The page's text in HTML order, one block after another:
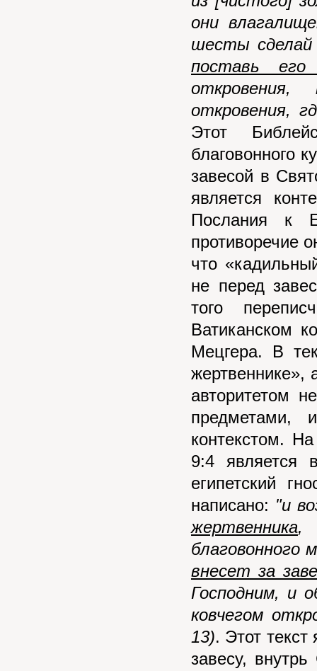
они
шесты
поставь его
откровения,
Этот
благовонного
завесой в
является
Послания к
противоречие
что
не перед
того
Ватиканском
Мецгера. В
жертвеннике»,
авторитетом
предметами,
контекстом.
9:4 является
египетский
написано: "и
жертвенника,
благовонного
внесет за
Господним, и
ковчегом
13). Этот текст
завесу,